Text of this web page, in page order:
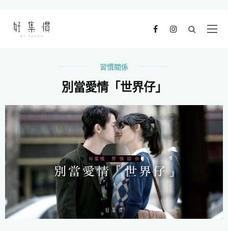
習慣關係
別當愛情「世界仔」